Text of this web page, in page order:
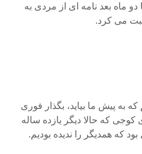
ماه بعد نامه ای از مردی به
می کرد.
به پیش ما بیاید، بگذار فوری
که حالا دیگر یازده ساله
که همدیگر را ندیده بودیم.